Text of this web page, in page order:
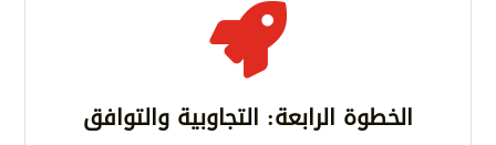

الخطوة الرابعة: التجاوبية والتوافق